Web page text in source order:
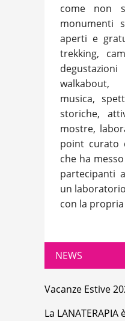
come non
monumenti
aperti e
trekking,
musica,
storiche,
mostre,
point curato
che ha
partecipanti
un
con la
NEWS
Vacanze Estive
La